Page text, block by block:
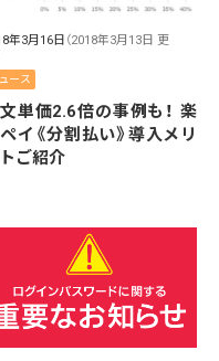
年3月16日 （2018年3月13日 更
ース
単価2.6倍の事例も！ 楽
イ《分割払い》導入メリ
ご紹介